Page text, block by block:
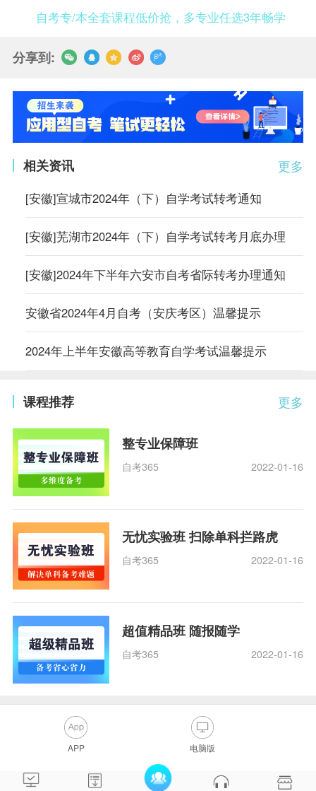
自考专/本全套课程低价抢，多专业任选3年畅学
分享到:
更多
相关资讯
[安徽]宣城市2024年（下）自学考试转考通知
[安徽]芜湖市2024年（下）自学考试转考月底办理
[安徽]2024年下半年六安市自考省际转考办理通知
安徽省2024年4月自考（安庆考区）温馨提示
2024年上半年安徽高等教育自学考试温馨提示
更多
课程推荐
整专业保障班
自考365 2022-01-16
无忧实验班 扫除单科拦路虎
自考365 2022-01-16
超值精品班 随报随学
自考365 2022-01-16
APP 电脑版